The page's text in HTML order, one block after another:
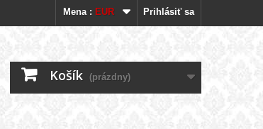
Prihlásiť sa
Mena : EUR
Košík (prázdny)